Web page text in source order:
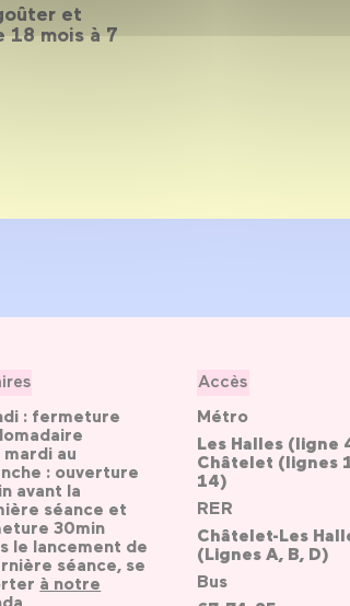
et
18 mois à 7
: fermeture
au
: ouverture
avant la
séance et
30min
le lancement de
séance, se
à notre
Accès
Métro
Les Halles (ligne
Châtelet (lignes
14)
RER
Châtelet-Les
(Lignes A, B, D)
Bus